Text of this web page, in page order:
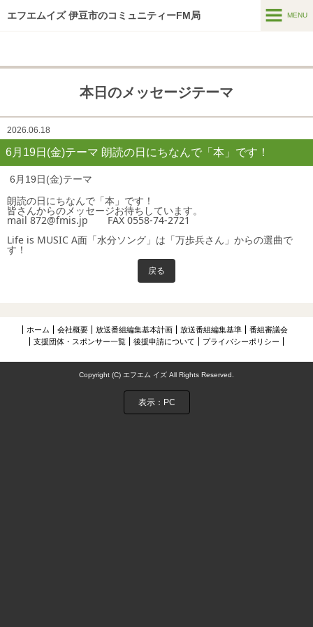
エフエムイズ 伊豆市のコミュニティーFM局 MENU
ホーム
メッセージフォーム
番組表
番組紹介
HTはなつーしん
HT42号巻頭特集スポット
スポンサー募集
本日のメッセージテーマ
2026.06.18
6月19日(金)テーマ 朗読の日にちなんで「本」です！
6月19日(金)テーマ
朗読の日にちなんで「本」です！
皆さんからのメッセージお待ちしています。
mail 872@fmis.jp FAX 0558-74-2721
Life is MUSIC A面「水分ソング」は「万歩兵さん」からの選曲で
す！
戻る
ホーム 会社概要 放送番組編集基本計画 放送番組編集基準
番組審議会
支援団体・スポンサー一覧
後援申請について プライバシーポリシー
Copyright (C) エフエム イズ All Rights Reserved.
表示：PC